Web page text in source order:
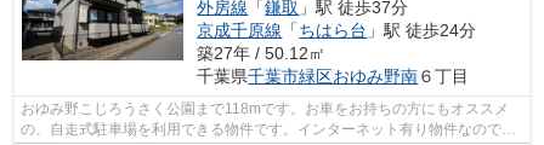
外房線 「鎌取 」駅 徒歩37分
京成千原線 「ちはら台 」駅 徒歩24分
築27年 / 50.12㎡
千葉県千葉市緑区おゆみ野南６丁目
おゆみ野こじろうさく公園まで118mです。お車をお持ちの方にもオススメ
の、自走式駐車場を利用できる物件です。インターネット有り物件なので、